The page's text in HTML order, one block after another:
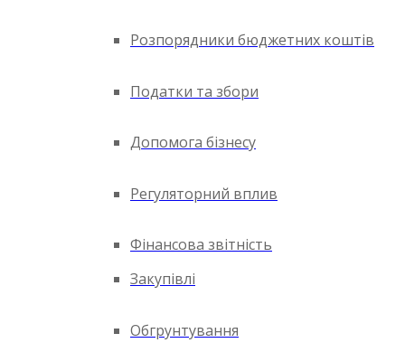
Розпорядники бюджетних коштів
Податки та збори
Допомога бізнесу
Регуляторний вплив
Фінансова звітність
Закупівлі
Обгрунтування